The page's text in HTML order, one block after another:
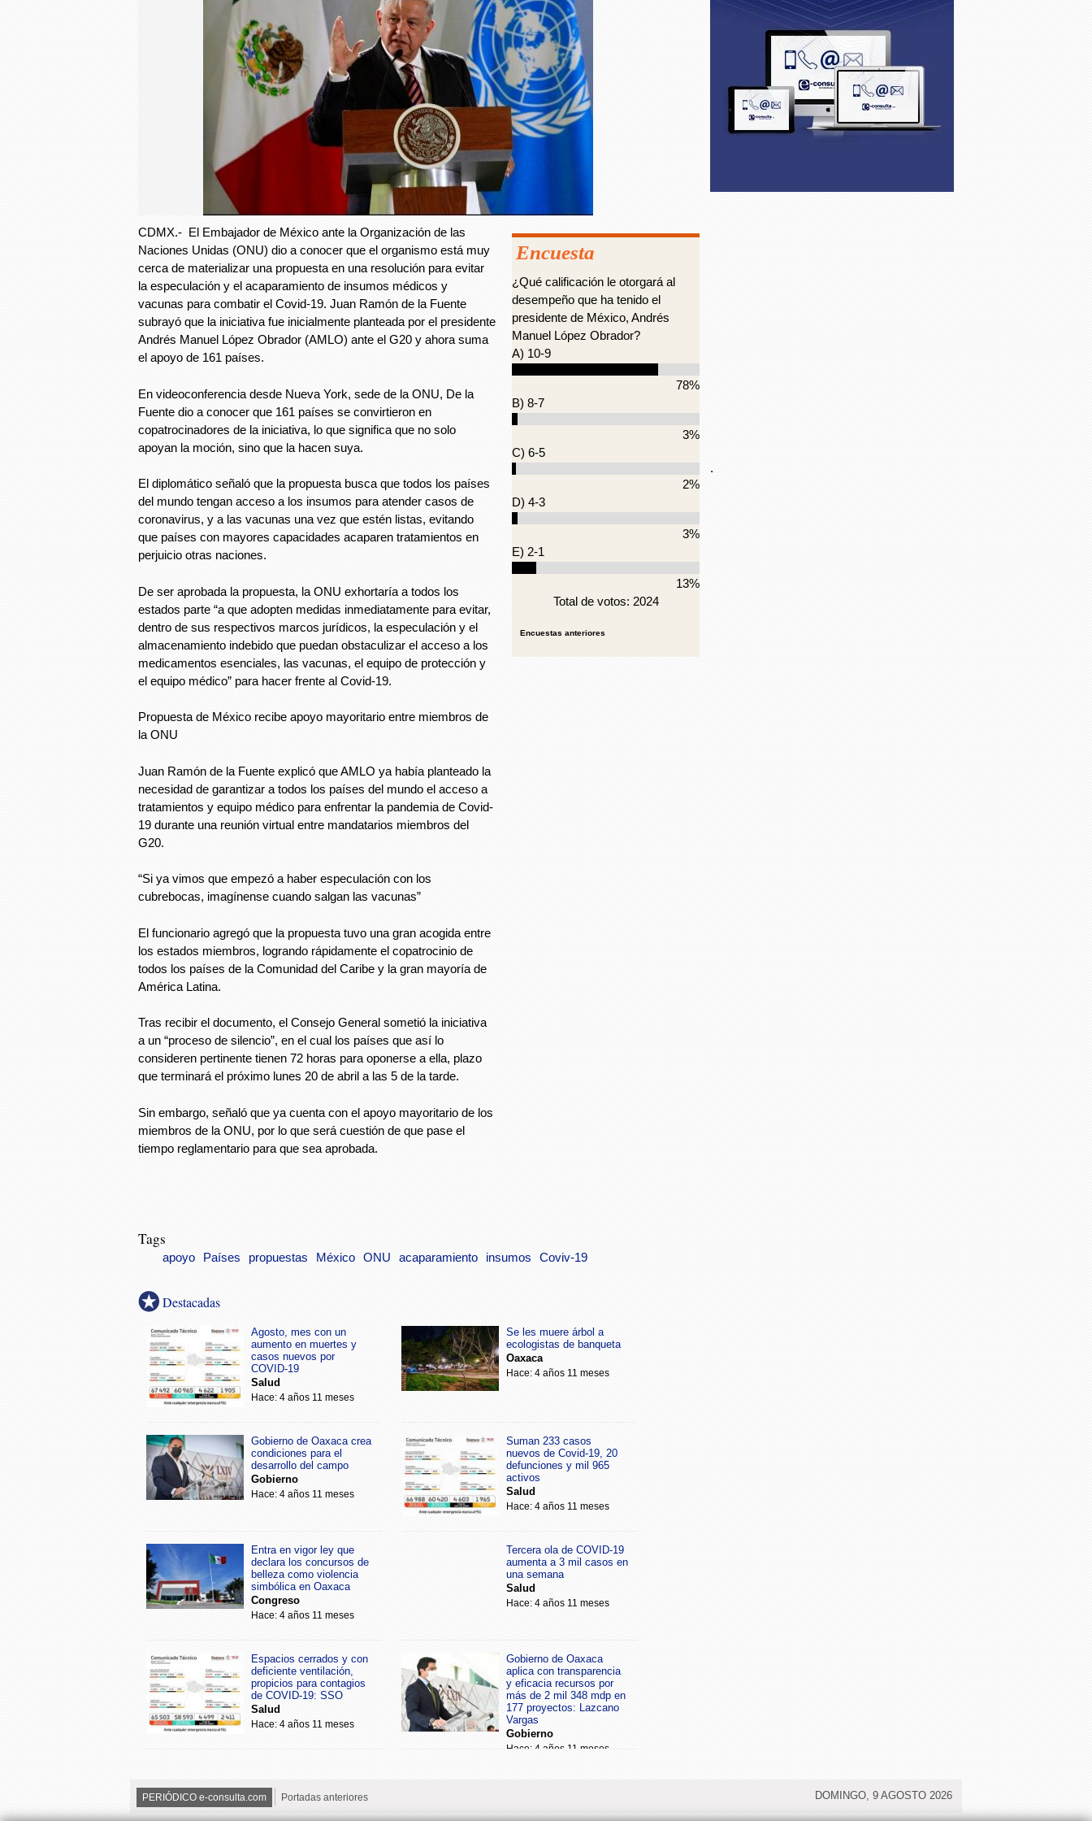
CDMX.- El Embajador de México ante la Organización de las
Naciones Unidas (ONU) dio a conocer que el organismo está muy
cerca de materializar una propuesta en una resolución para evitar
la especulación y el acaparamiento de insumos médicos y
vacunas para combatir el Covid-19. Juan Ramón de la Fuente
subrayó que la iniciativa fue inicialmente planteada por el presidente
Andrés Manuel López Obrador (AMLO) ante el G20 y ahora suma
el apoyo de 161 países.
En videoconferencia desde Nueva York, sede de la ONU, De la
Fuente dio a conocer que 161 países se convirtieron en
copatrocinadores de la iniciativa, lo que significa que no solo
apoyan la moción, sino que la hacen suya.
El diplomático señaló que la propuesta busca que todos los países
del mundo tengan acceso a los insumos para atender casos de
coronavirus, y a las vacunas una vez que estén listas, evitando
que países con mayores capacidades acaparen tratamientos en
perjuicio otras naciones.
De ser aprobada la propuesta, la ONU exhortaría a todos los
estados parte “a que adopten medidas inmediatamente para evitar,
dentro de sus respectivos marcos jurídicos, la especulación y el
almacenamiento indebido que puedan obstaculizar el acceso a los
medicamentos esenciales, las vacunas, el equipo de protección y
el equipo médico” para hacer frente al Covid-19.
Propuesta de México recibe apoyo mayoritario entre miembros de
la ONU
Juan Ramón de la Fuente explicó que AMLO ya había planteado la
necesidad de garantizar a todos los países del mundo el acceso a
tratamientos y equipo médico para enfrentar la pandemia de Covid-
19 durante una reunión virtual entre mandatarios miembros del
G20.
“Si ya vimos que empezó a haber especulación con los
cubrebocas, imagínense cuando salgan las vacunas”
El funcionario agregó que la propuesta tuvo una gran acogida entre
los estados miembros, logrando rápidamente el copatrocinio de
todos los países de la Comunidad del Caribe y la gran mayoría de
América Latina.
Tras recibir el documento, el Consejo General sometió la iniciativa
a un “proceso de silencio”, en el cual los países que así lo
consideren pertinente tienen 72 horas para oponerse a ella, plazo
que terminará el próximo lunes 20 de abril a las 5 de la tarde.
Sin embargo, señaló que ya cuenta con el apoyo mayoritario de los
miembros de la ONU, por lo que será cuestión de que pase el
tiempo reglamentario para que sea aprobada.
Encuesta
¿Qué calificación le otorgará al
desempeño que ha tenido el
presidente de México, Andrés
Manuel López Obrador?
A) 10-9
78%
B) 8-7
3%
C) 6-5
2%
D) 4-3
3%
E) 2-1
13%
Total de votos: 2024
Encuestas anteriores
Tags
apoyo Países propuestas México ONU acaparamiento insumos Coviv-19
Destacadas
Agosto, mes con un
aumento en muertes y
casos nuevos por
COVID-19
Salud
Hace: 4 años 11 meses
Se les muere árbol a
ecologistas de banqueta
Oaxaca
Hace: 4 años 11 meses
Gobierno de Oaxaca crea
condiciones para el
desarrollo del campo
Gobierno
Hace: 4 años 11 meses
Suman 233 casos
nuevos de Covid-19, 20
defunciones y mil 965
activos
Salud
Hace: 4 años 11 meses
Entra en vigor ley que
declara los concursos de
belleza como violencia
simbólica en Oaxaca
Congreso
Hace: 4 años 11 meses
Tercera ola de COVID-19
aumenta a 3 mil casos en
una semana
Salud
Hace: 4 años 11 meses
Espacios cerrados y con
deficiente ventilación,
propicios para contagios
de COVID-19: SSO
Salud
Hace: 4 años 11 meses
Gobierno de Oaxaca
aplica con transparencia
y eficacia recursos por
más de 2 mil 348 mdp en
177 proyectos: Lazcano
Vargas
Gobierno
Hace: 4 años 11 meses
.
PERIÓDICO e-consulta.com Portadas anteriores DOMINGO, 9 AGOSTO 2026